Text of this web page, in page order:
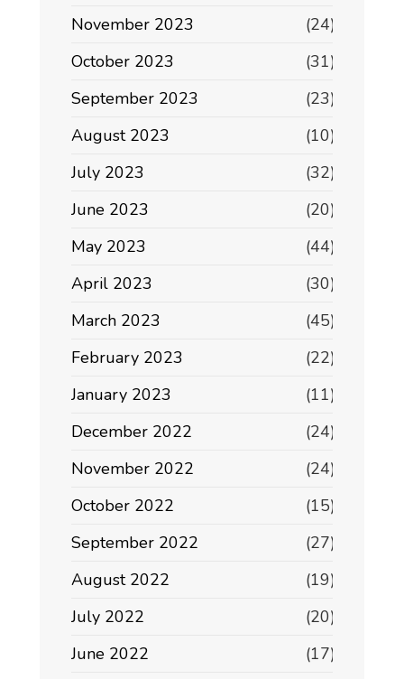
November 2023
(24)
October 2023
(31)
September 2023
(23)
August 2023
(10)
July 2023
(32)
June 2023
(20)
May 2023
(44)
April 2023
(30)
March 2023
(45)
February 2023
(22)
January 2023
(11)
December 2022
(24)
November 2022
(24)
October 2022
(15)
September 2022
(27)
August 2022
(19)
July 2022
(20)
June 2022
(17)